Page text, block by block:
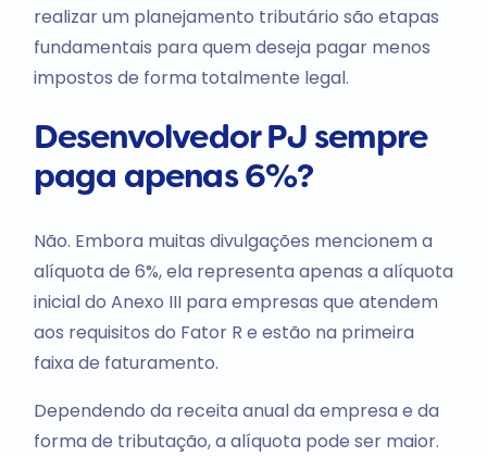
realizar um planejamento tributário são etapas
fundamentais para quem deseja pagar menos
impostos de forma totalmente legal.
Desenvolvedor PJ sempre
paga apenas 6%?
Não. Embora muitas divulgações mencionem a
alíquota de 6%, ela representa apenas a alíquota
inicial do Anexo III para empresas que atendem
aos requisitos do Fator R e estão na primeira
faixa de faturamento.
Dependendo da receita anual da empresa e da
forma de tributação, a alíquota pode ser maior.